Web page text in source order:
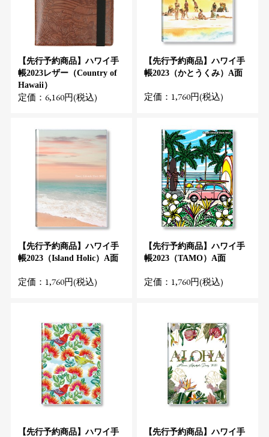
【先行予約商品】ハワイ手
帳2023レザー（Country of
Hawaii）
定価：6,160円(税込)
【先行予約商品】ハワイ手
帳2023（かとうくみ）A面
定価：1,760円(税込)
【先行予約商品】ハワイ手
帳2023（Island Holic）A面
定価：1,760円(税込)
【先行予約商品】ハワイ手
帳2023（TAMO）A面
定価：1,760円(税込)
【先行予約商品】ハワイ手
【先行予約商品】ハワイ手